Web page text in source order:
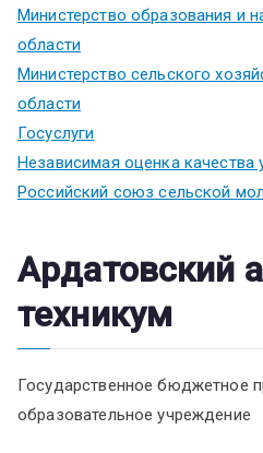
Министерство образования и
области
Министерство сельского
области
Госуслуги
Независимая оценка качества
Российский союз сельской
Ардатовский
техникум
Государственное бюджетное
образовательное учреждение